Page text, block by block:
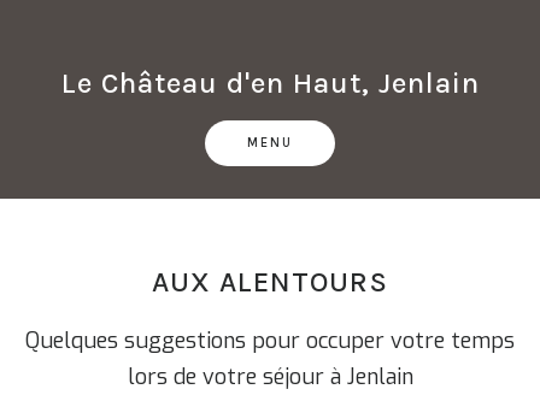
Le Château d'en Haut, Jenlain
MENU
AUX ALENTOURS
Quelques suggestions pour occuper votre temps
lors de votre séjour à Jenlain